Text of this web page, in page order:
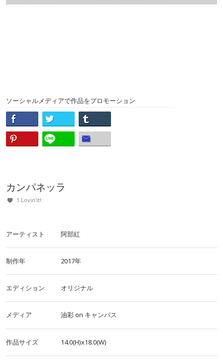
ソーシャルメディアで作品をプロモーション
カンパネッラ
1 Lovin'it!
アーティスト 阿部紅
制作年 2017年
エディション オリジナル
メディア 油彩on キャンバス
作品サイズ 14.0(H)x18.0(W)